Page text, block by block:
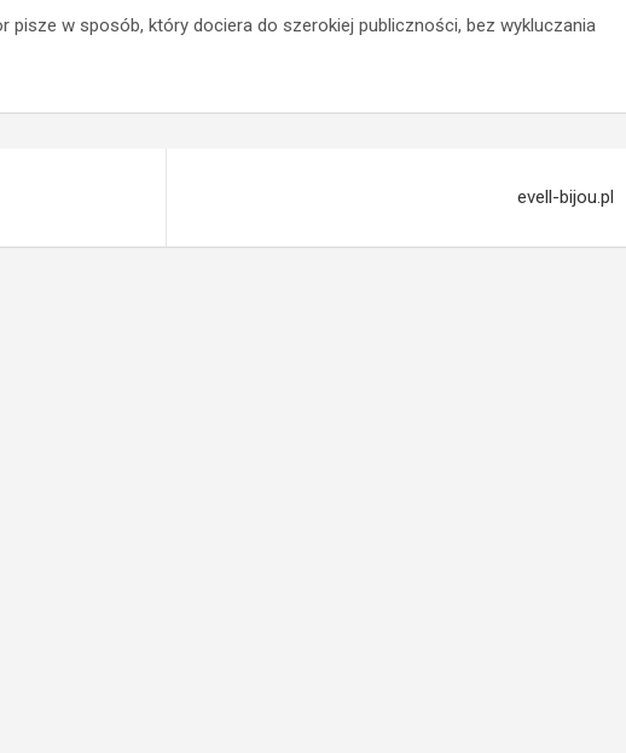
pisze w sposób, który dociera do szerokiej publiczności, bez wykluczania
evell-bijou.pl